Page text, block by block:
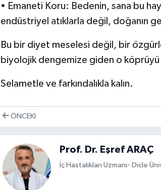
• Emaneti Koru: Bedenin, sana bu
endüstriyel atıklarla değil, doğanın
Bu bir diyet meselesi değil, bir
biyolojik dengemize giden o köprüyü
Selametle ve farkındalıkla kalın.
ÖNCEKI
Prof. Dr. Eşref ARAÇ
İç Hastalıkları Uzmanı- Dicle